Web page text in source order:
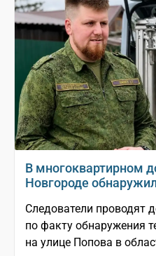
В многоквартирном
Новгороде
Следователи проводят
по факту обнаружения
на улице Попова в